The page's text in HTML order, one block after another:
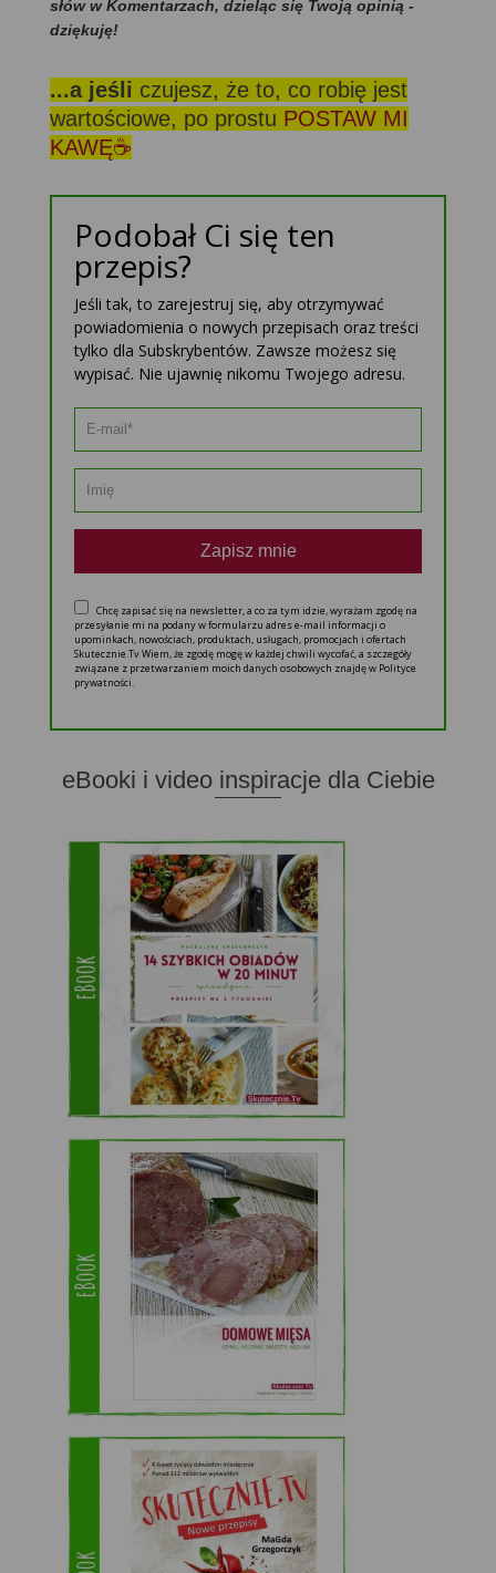
słów w Komentarzach, dzieląc się Twoją opinią -
dziękuję!
...a jeśli czujesz, że to, co robię jest
wartościowe, po prostu POSTAW MI
KAWĘ☕
Podobał Ci się ten
przepis?
Jeśli tak, to zarejestruj się, aby otrzymywać
powiadomienia o nowych przepisach oraz treści
tylko dla Subskrybentów. Zawsze możesz się
wypisać. Nie ujawnię nikomu Twojego adresu.
Zapisz mnie
Chcę zapisać się na newsletter, a co za tym idzie, wyrażam zgodę na
przesyłanie mi na podany w formularzu adres e-mail informacji o
upominkach, nowościach, produktach, usługach, promocjach i ofertach
Skutecznie.Tv Wiem, że zgodę mogę w każdej chwili wycofać, a szczegóły
związane z przetwarzaniem moich danych osobowych znajdę w Polityce
prywatności.
eBooki i video inspiracje dla Ciebie